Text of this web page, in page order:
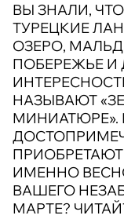
ВЫ ЗНАЛИ,
ТУРЕЦКИЕ
ОЗЕРО,
ПОБЕРЕЖЬЕ И
НАЗЫВАЮТ
МИНИАТЮРЕ».
ИМЕННО
ВАШЕГО
МАРТЕ?